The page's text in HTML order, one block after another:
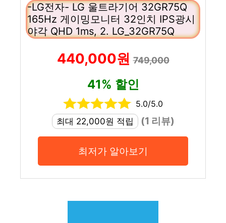
-LG전자- LG 울트라기어 32GR75Q
165Hz 게이밍모니터 32인치 IPS광시
야각 QHD 1ms, 2. LG_32GR75Q
440,000원749,000
41% 할인
5.0/5.0
최대 22,000원 적립
(1 리뷰)
최저가 알아보기